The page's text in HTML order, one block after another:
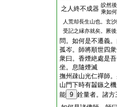
之人終不成器 皎然
乘如
人荒却長生山也。玄
受記之縁亦就矣。厥
問。如何是不遷義
孤岑。師將順世四
衆曰。香煙絶處是
坐。息隨煙滅
撫州疎山光仁禪師
山門下時有齧鏃之
能 9 銓量者。諸方